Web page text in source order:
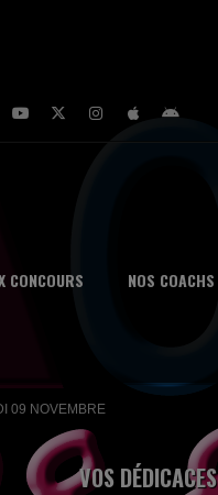
CONCOURS NOS COACHS
09 NOVEMBRE
VOS DÉDICACES